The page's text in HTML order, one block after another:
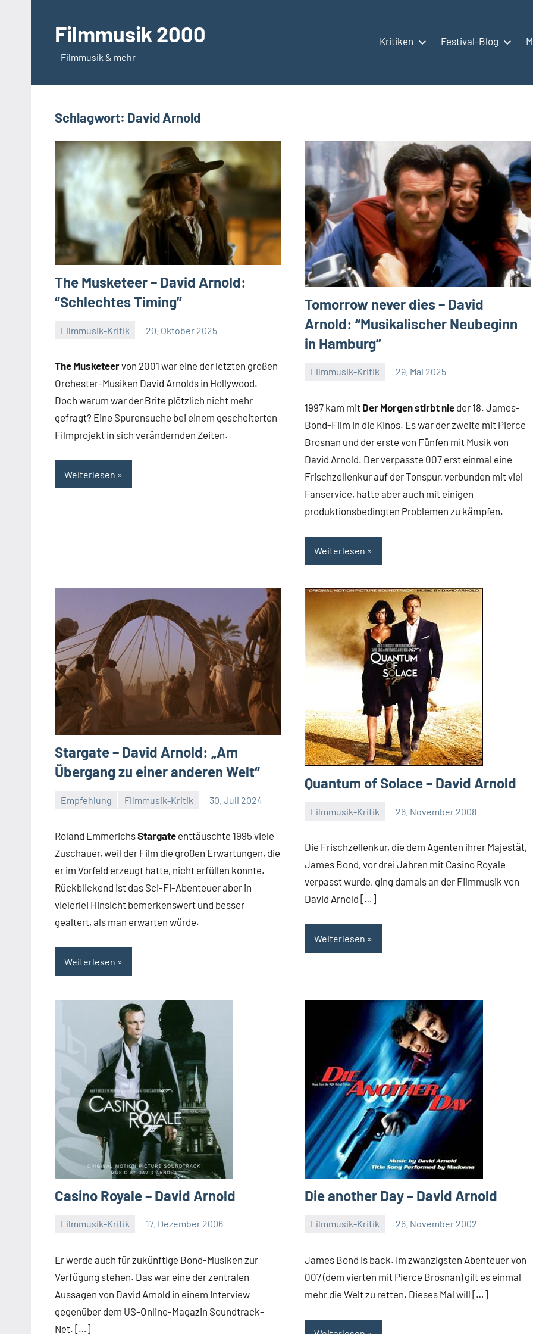
springenFilmmusik 2000
– Filmmusik & mehr –
Kritiken Festival-Blog
Schlagwort: David Arnold
The Musketeer – David Arnold:
“Schlechtes Timing”
Filmmusik-Kritik 20. Oktober 2025
The Musketeervon 2001 war eine der letzten großen
Orchester-Musiken David Arnolds in Hollywood.
Doch warum war der Brite plötzlich nicht mehr
gefragt? Eine Spurensuche bei einem gescheiterten
Filmprojekt in sich verändernden Zeiten.
Weiterlesen
Tomorrow never dies – David
Arnold: “Musikalischer Neubeginn
in Hamburg”
Filmmusik-Kritik 29. Mai 2025
1997 kam mit Der Morgen stirbt nie der 18. James-
Bond-Film in die Kinos. Es war der zweite mit Pierce
Brosnan und der erste von Fünfen mit Musik von
David Arnold. Der verpasste 007 erst einmal eine
Frischzellenkur auf der Tonspur, verbunden mit viel
Fanservice, hatte aber auch mit einigen
produktionsbedingten Problemen zu kämpfen.
Weiterlesen
Stargate – David Arnold: „Am
Übergang zu einer anderen Welt“
Empfehlung Filmmusik-Kritik 30. Juli 2024
Keine
Roland EmmerichsStargate enttäuschte 1995 viele
Zuschauer, weil der Film die großen Erwartungen, die
er im Vorfeld erzeugt hatte, nicht erfüllen konnte.
Rückblickend ist das Sci-Fi-Abenteuer aber in
vielerlei Hinsicht bemerkenswert und besser
gealtert, als man erwarten würde.
Weiterlesen
Quantum of Solace – David Arnold
Filmmusik-Kritik 26. November 2008
Die Frischzellenkur, die dem Agenten ihrer Majestät,
James Bond, vor drei Jahren mit Casino Royale
verpasst wurde, ging damals an der Filmmusik von
David Arnold […]
Weiterlesen
Casino Royale – David Arnold
Filmmusik-Kritik 17. Dezember 2006
Er werde auch für zukünftige Bond-Musiken zur
Verfügung stehen. Das war eine der zentralen
Aussagen von David Arnold in einem Interview
gegenüber dem US-Online-Magazin Soundtrack-
Net. […]
Die another Day – David Arnold
Filmmusik-Kritik 26. November 2002
James Bond is back. Im zwanzigsten Abenteuer von
007 (dem vierten mit Pierce Brosnan) gilt es einmal
mehr die Welt zu retten. Dieses Mal will […]